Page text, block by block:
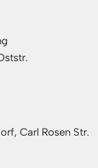
Carl Rosen Str.